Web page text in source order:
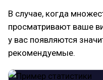
В случае, когда
просматривают ваше
у вас появляются
рекомендуемые.